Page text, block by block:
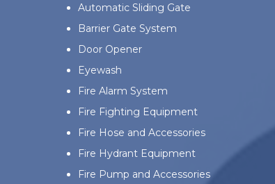
Automatic Sliding Gate
Barrier Gate System
Door Opener
Eyewash
Fire Alarm System
Fire Fighting Equipment
Fire Hose and Accessories
Fire Hydrant Equipment
Fire Pump and Accessories